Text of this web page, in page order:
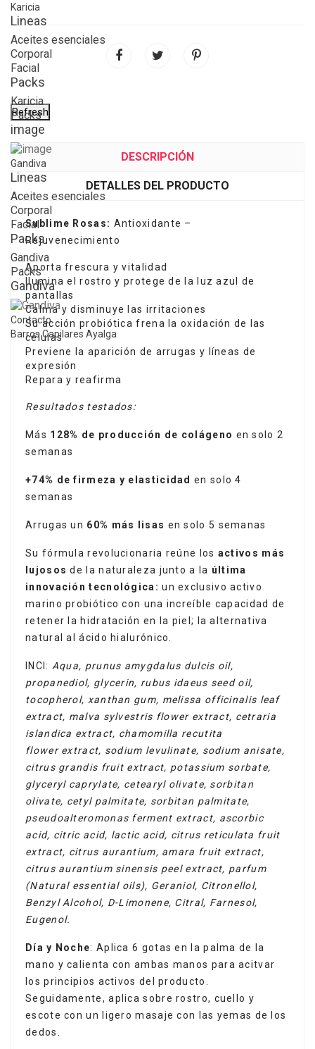
Karicia
Lineas
Aceites esenciales
Corporal
Facial
Packs
Karicia
Packs
image
Gandiva
Lineas
Aceites esenciales
Corporal
Facial
Packs
Gandiva
Packs
Gandiva
Contacto
Barros Capilares Ayalga
DESCRIPCIÓN
DETALLES DEL PRODUCTO
Sublime Rosas: Antioxidante –
Rejuvenecimiento
Aporta frescura y vitalidad
Ilumina el rostro y protege de la luz azul de
pantallas
Calma y disminuye las irritaciones
Su acción probiótica frena la oxidación de las
células
Previene la aparición de arrugas y líneas de
expresión
Repara y reafirma
Resultados testados:
Más 128% de producción de colágeno en solo 2
semanas
+74% de firmeza y elasticidad en solo 4
semanas
Arrugas un 60% más lisas en solo 5 semanas
Su fórmula revolucionaria reúne los activos más
lujosos de la naturaleza junto a la última
innovación tecnológica: un exclusivo activo
marino probiótico con una increíble capacidad de
retener la hidratación en la piel; la alternativa
natural al ácido hialurónico.
INCI: Aqua, prunus amygdalus dulcis oil,
propanediol, glycerin, rubus idaeus seed oil,
tocopherol, xanthan gum, melissa officinalis leaf
extract, malva sylvestris flower extract, cetraria
islandica extract, chamomilla recutita
flower extract, sodium levulinate, sodium anisate,
citrus grandis fruit extract, potassium sorbate,
glyceryl caprylate, cetearyl olivate, sorbitan
olivate, cetyl palmitate, sorbitan palmitate,
pseudoalteromonas ferment extract, ascorbic
acid, citric acid, lactic acid, citrus reticulata fruit
extract, citrus aurantium, amara fruit extract,
citrus aurantium sinensis peel extract, parfum
(Natural essential oils), Geraniol, Citronellol,
Benzyl Alcohol, D-Limonene, Citral, Farnesol,
Eugenol.
Día y Noche: Aplica 6 gotas en la palma de la
mano y calienta con ambas manos para acitvar
los principios activos del producto.
Seguidamente, aplica sobre rostro, cuello y
escote con un ligero masaje con las yemas de los
dedos.